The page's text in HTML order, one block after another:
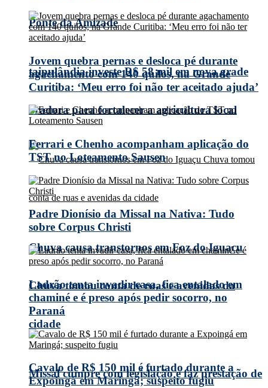
Ponte da Amizade
taipulândia investe R$ 58 mil em nova grade
aradora para fortalecer a agricultura local
Chuva causa transtornos em Foz do Iguaçu
Chuva tomou conta de ruas e avenidas da
cidade
Missal cumpre com legislação e faz prestação de
Jovem quebra pernas e desloca pé durante
agachamento com 140 quilos, na Grande
Curitiba: ‘Meu erro foi não ter aceitado ajuda’
Ferrari e Chenho acompanham aplicação do
TST no Loteamento Sausen
Padre Dionísio da Missal na Nativa: Tudo
sobre Corpus Christi
Ladrão tenta invadir casa, fica entalado em
chaminé e é preso após pedir socorro, no
Paraná
Cavalo de R$ 150 mil é furtado durante a
Expoingá em Maringá; suspeito fugiu